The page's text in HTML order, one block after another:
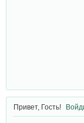
Привет, Гость!